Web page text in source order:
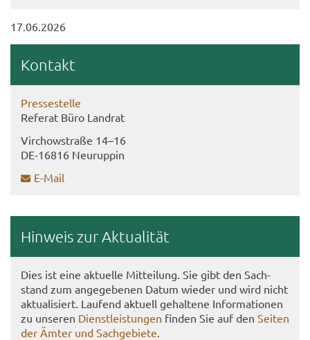
17.06.2026
Kon­takt
Pres­se­stel­le
Re­fe­rat Büro Land­rat
Virch­ow­stra­ße 14–16
DE-​16816 Neu­rup­pin
E-​Mail
Hin­weis zur Ak­tua­li­tät
Dies ist eine ak­tu­el­le Mit­tei­lung. Sie gibt den Sach­
stand zum an­ge­ge­be­nen Datum wie­der und wird nicht
ak­tua­li­siert. Lau­fend ak­tu­ell ge­hal­te­ne In­for­ma­tio­nen
zu un­se­ren Dienst­leis­tun­gen fin­den Sie auf den Sei­ten
der Ämter und Sach­ge­bie­te